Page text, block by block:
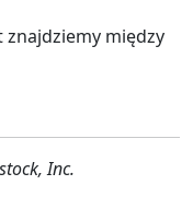
znajdziemy między
Inc.